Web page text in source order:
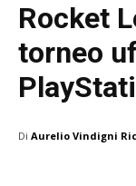
Rocket
torneo
Di Aurelio Vindigni